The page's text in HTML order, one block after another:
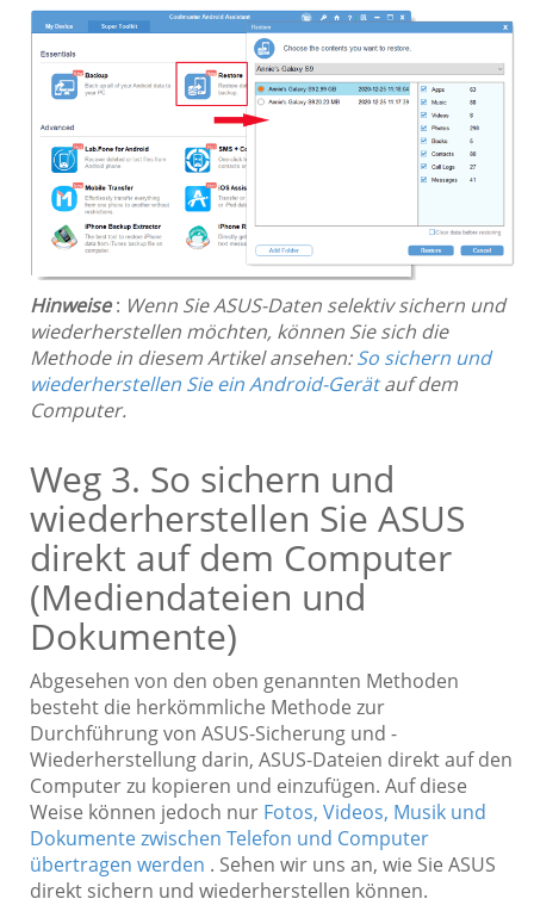
Hinweise: Wenn Sie ASUS-Daten selektiv sichern und
wiederherstellen möchten, können Sie sich die
Methode in diesem Artikel ansehen:So sichern und
wiederherstellen Sie ein Android-Gerätauf dem
Computer.
Weg 3. So sichern und
wiederherstellen Sie ASUS
direkt auf dem Computer
(Mediendateien und
Dokumente)
Abgesehen von den oben genannten Methoden
besteht die herkömmliche Methode zur
Durchführung von ASUS-Sicherung und -
Wiederherstellung darin, ASUS-Dateien direkt auf den
Computer zu kopieren und einzufügen. Auf diese
Weise können jedoch nur Fotos, Videos, Musik und
Dokumente zwischen Telefon und Computer
übertragen werden . Sehen wir uns an, wie Sie ASUS
direkt sichern und wiederherstellen können.